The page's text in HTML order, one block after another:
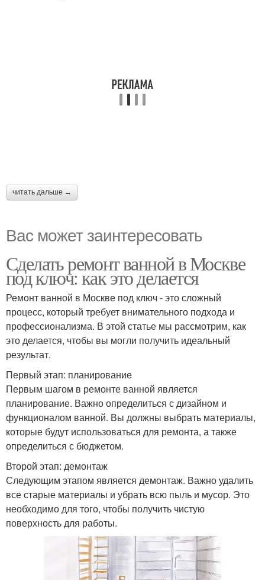
читать дальше →
Вас может заинтересовать
Сделать ремонт ванной в Москве
под ключ: как это делается
Ремонт ванной в Москве под ключ - это сложный
процесс, который требует внимательного подхода и
профессионализма. В этой статье мы рассмотрим, как
это делается, чтобы вы могли получить идеальный
результат.
Первый этап: планирование
Первым шагом в ремонте ванной является
планирование. Важно определиться с дизайном и
функционалом ванной. Вы должны выбрать материалы,
которые будут использоваться для ремонта, а также
определиться с бюджетом.
Второй этап: демонтаж
Следующим этапом является демонтаж. Важно удалить
все старые материалы и убрать всю пыль и мусор. Это
необходимо для того, чтобы получить чистую
поверхность для работы.